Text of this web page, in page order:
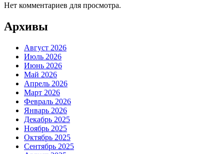
Нет комментариев для просмотра.
Архивы
Август 2026
Июль 2026
Июнь 2026
Май 2026
Апрель 2026
Март 2026
Февраль 2026
Январь 2026
Декабрь 2025
Ноябрь 2025
Октябрь 2025
Сентябрь 2025